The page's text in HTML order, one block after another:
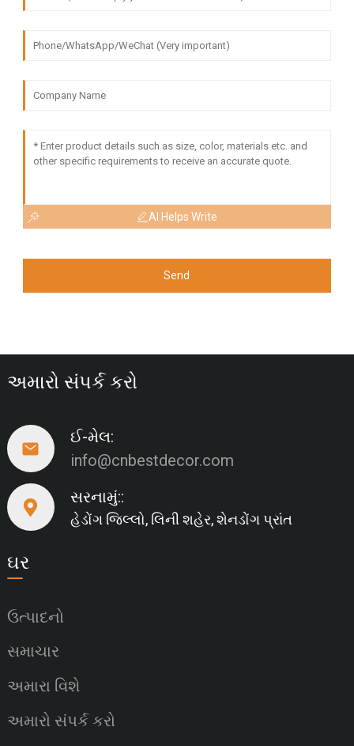
AI Helps Write
Send
અમારો સંપર્ક કરો
ઈ-મેલ:
info@cnbestdecor.com
સરનામું::
હેડોંગ જિલ્લો, લિની શહેર, શેનડોંગ પ્રાંત
ઘર
ઉત્પાદનો
સમાચાર
અમારા વિશે
અમારો સંપર્ક કરો